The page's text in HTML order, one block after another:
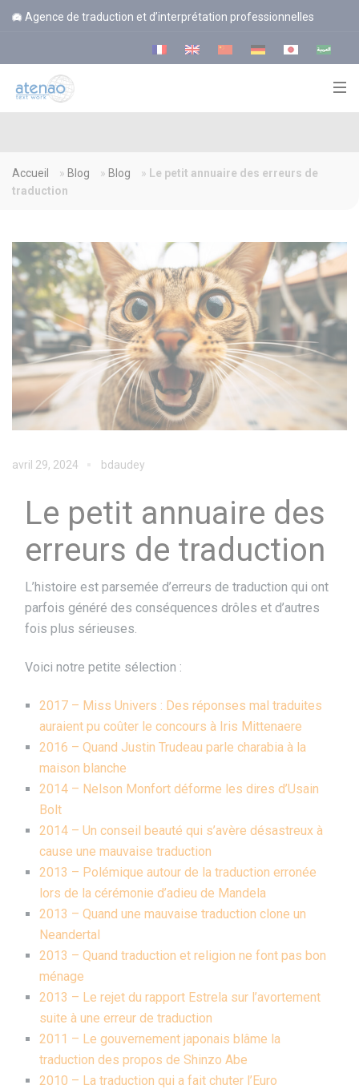
Agence de traduction et d’interprétation professionnelles
Accueil » Blog » Blog » Le petit annuaire des erreurs de
traduction
avril 29, 2024 bdaudey
Le petit annuaire des
erreurs de traduction
L’histoire est parsemée d’erreurs de traduction qui ont
parfois généré des conséquences drôles et d’autres
fois plus sérieuses.
Voici notre petite sélection :
2017 – Miss Univers : Des réponses mal traduites
auraient pu coûter le concours à Iris Mittenaere
2016 – Quand Justin Trudeau parle charabia à la
maison blanche
2014 – Nelson Monfort déforme les dires d’Usain
Bolt
2014 – Un conseil beauté qui s’avère désastreux à
cause une mauvaise traduction
2013 – Polémique autour de la traduction erronée
lors de la cérémonie d’adieu de Mandela
2013 – Quand une mauvaise traduction clone un
Neandertal
2013 – Quand traduction et religion ne font pas bon
ménage
2013 – Le rejet du rapport Estrela sur l’avortement
suite à une erreur de traduction
2011 – Le gouvernement japonais blâme la
traduction des propos de Shinzo Abe
2010 – La traduction qui a fait chuter l’Euro
Panneau de gestion des cookies